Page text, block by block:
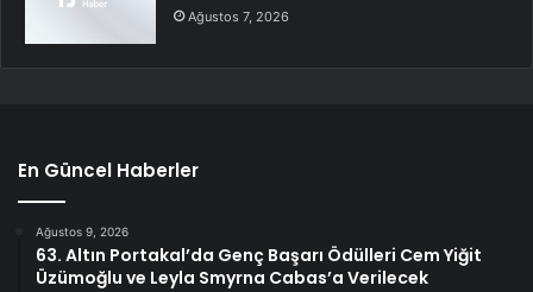
Ağustos 7, 2026
En Güncel Haberler
Ağustos 9, 2026
63. Altın Portakal’da Genç Başarı Ödülleri Cem Yiğit
Üzümoğlu ve Leyla Smyrna Cabas’a Verilecek